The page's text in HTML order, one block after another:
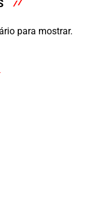
para mostrar.